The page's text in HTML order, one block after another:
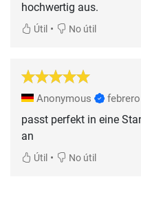
hochwertig aus.
Útil • No útil
Anonymous
passt perfekt in eine
an
Útil • No útil